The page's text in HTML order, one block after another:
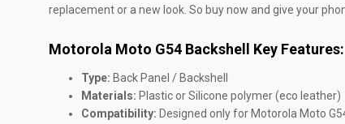
replacement or a new look. So buy now and give your
Motorola Moto G54 Backshell Key Features:
Type: Back Panel / Backshell
Materials: Plastic or Silicone polymer (eco leather)
Compatibility: Designed only for Motorola Moto